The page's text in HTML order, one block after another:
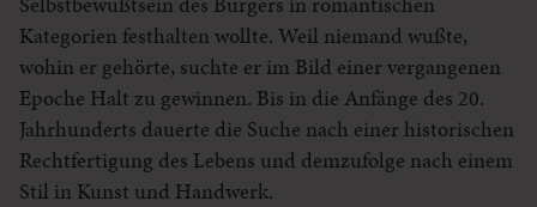
Kategorien festhalten wollte. Weil niemand wußte,
wohin er gehörte, suchte er im Bild einer vergangenen
Epoche Halt zu gewinnen. Bis in die Anfänge des 20.
Jahrhunderts dauerte die Suche nach einer historischen
Rechtfertigung des Lebens und demzufolge nach einem
Stil in Kunst und Handwerk.